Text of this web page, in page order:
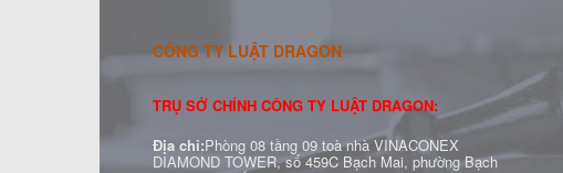
CÔNG TY LUẬT DRAGON
TRỤ SỞ CHÍNH CÔNG TY LUẬT DRAGON:
Địa chỉ:Phòng 08 tầng 09 toà nhà VINACONEX
DIAMOND TOWER, số 459C Bạch Mai, phường Bạch